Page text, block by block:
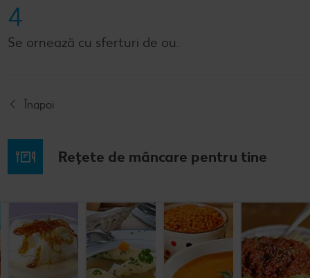
4
Se ornează cu sferturi de ou.
Înapoi
Rețete de mâncare pentru tine
Musaca de
cartofi cu
cașcaval
Lapte de
pasăre
Cel mult 60 minute
Supă
tradițională
cu găluşte
Supă cremă de
linte
Cel mult 60 minute